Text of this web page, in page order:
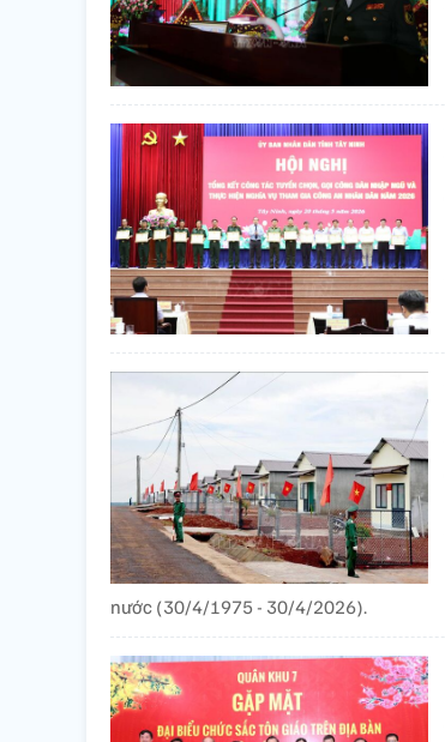
nước (30/4/1975 - 30/4/2026).